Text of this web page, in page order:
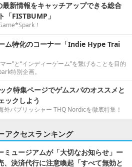
新情報をキャッチアップできる総合
「FISTBUMP」
！
ム特化のコーナー「Indie Hype Trai
ー”と“インディーゲーム”を繋げることを目的
特別企画。
ク特集ページでゲムスパのオススメと
ックしよう
外パブリッシャー THQ Nordicを徹底特集！
アクセスランキング
ミュージアムが「大切なお知らせ」ー
、決済代行に注意喚起「すべて無効と